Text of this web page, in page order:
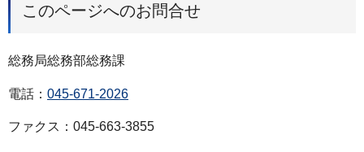
このページへのお問合せ
総務局総務部総務課
電話： 045-671-2026
ファクス：045-663-3855